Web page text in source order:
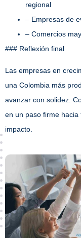
regional
– Empresas de
– Comercios
### Reflexión final
Las empresas en
una Colombia más
avanzar con solidez.
en un paso firme
impacto.